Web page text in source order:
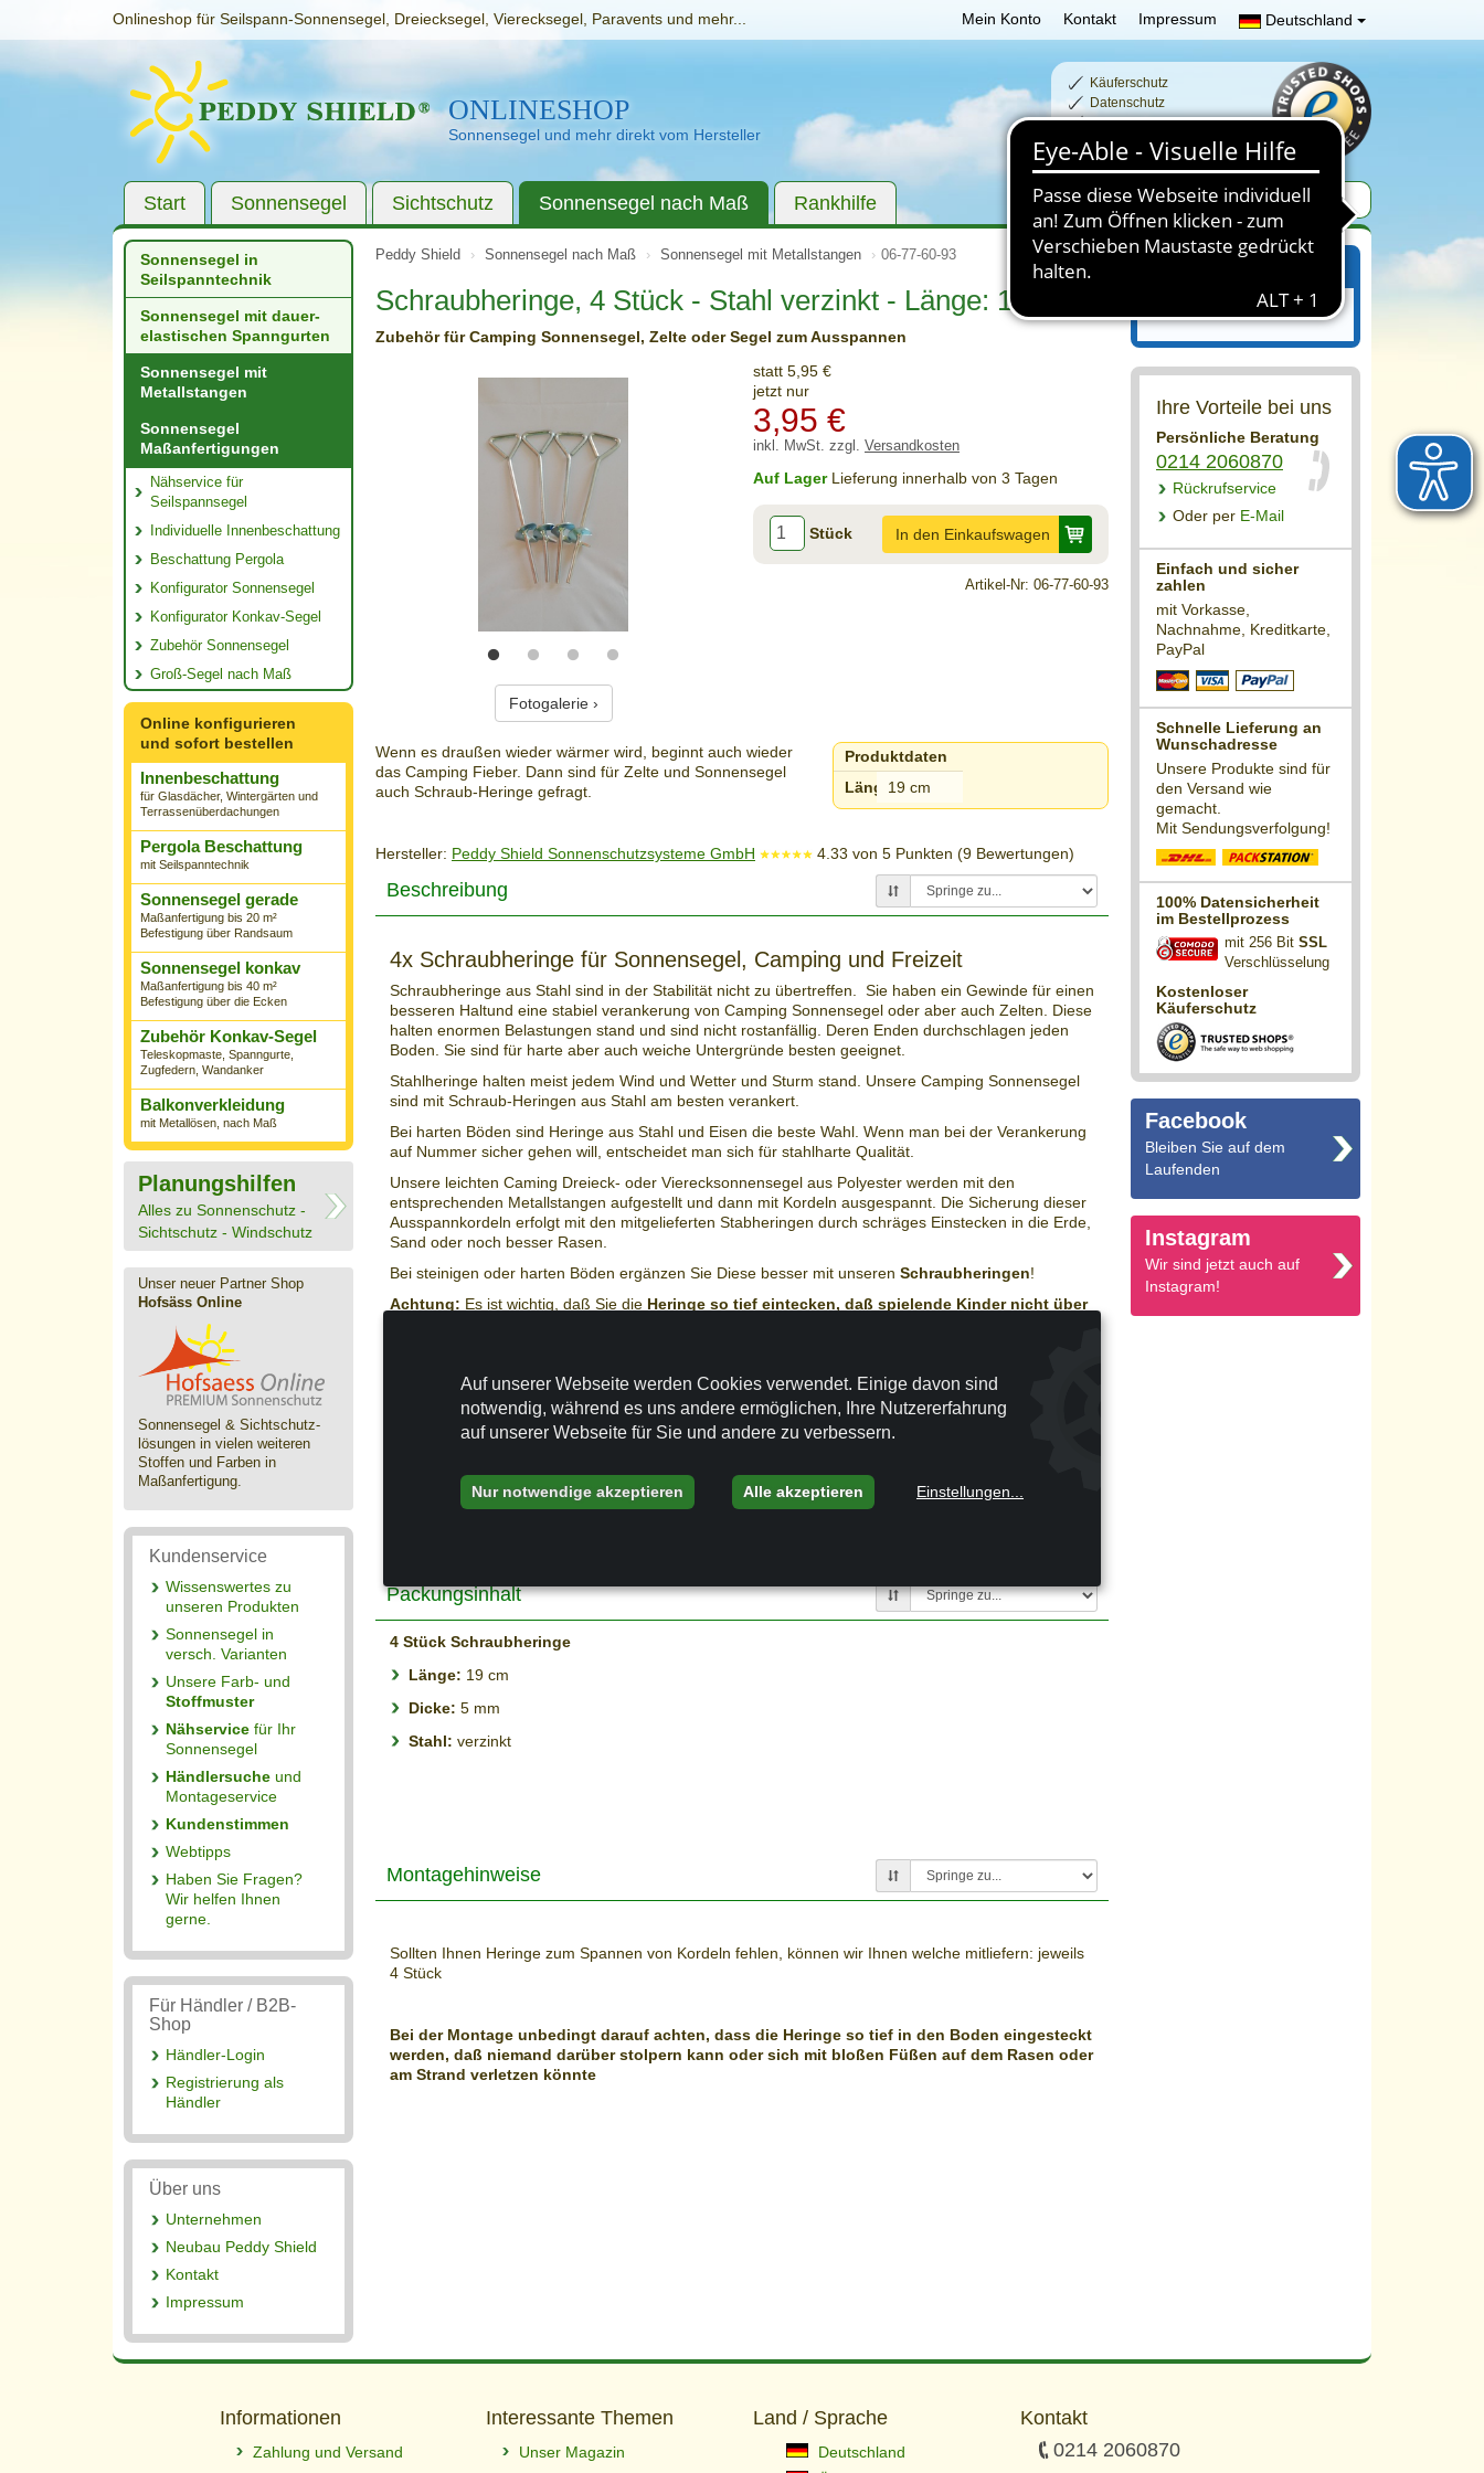
Onlineshop für Seilspann-Sonnensegel, Dreiecksegel, Vierecksegel, Paravents und mehr... Mein Konto Kontakt Impressum Deutschland
ONLINESHOP
Sonnensegel und mehr direkt vom Hersteller
Käuferschutz
Datenschutz
Schnelle Lieferzeiten
Sichere Zahlung
Start Sonnensegel Sichtschutz Sonnensegel nach Maß Rankhilfe
Peddy Shield Sonnensegel nach Maß Sonnensegel mit Metallstangen 06-77-60-93
Schraubheringe, 4 Stück - Stahl verzinkt - Länge: 19 cm
Zubehör für Camping Sonnensegel, Zelte oder Segel zum Ausspannen
Fotogalerie ›
statt 5,95 €
jetzt nur
3,95 €
inkl. MwSt. zzgl. Versandkosten
Auf LagerLieferung innerhalb von 3 Tagen
Stück In den Einkaufswagen
Artikel-Nr: 06-77-60-93
Produktdaten
Länge:19 cm
Wenn es draußen wieder wärmer wird, beginnt auch wieder
das Camping Fieber. Dann sind für Zelte und Sonnensegel
auch Schraub-Heringe gefragt.
Hersteller: Peddy Shield Sonnenschutzsysteme GmbH 4.33 von 5 Punkten (9 Bewertungen)
Beschreibung
4x Schraubheringe für Sonnensegel, Camping und Freizeit
Schraubheringe aus Stahl sind in der Stabilität nicht zu übertreffen. Sie haben ein Gewinde für einen
besseren Haltund eine stabiel verankerung von Camping Sonnensegel oder aber auch Zelten. Diese
halten enormen Belastungen stand und sind nicht rostanfällig. Deren Enden durchschlagen jeden
Boden. Sie sind für harte aber auch weiche Untergründe besten geeignet.
Stahlheringe halten meist jedem Wind und Wetter und Sturm stand. Unsere Camping Sonnensegel
sind mit Schraub-Heringen aus Stahl am besten verankert.
Bei harten Böden sind Heringe aus Stahl und Eisen die beste Wahl. Wenn man bei der Verankerung
auf Nummer sicher gehen will, entscheidet man sich für stahlharte Qualität.
Unsere leichten Caming Dreieck- oder Vierecksonnensegel aus Polyester werden mit den
entsprechenden Metallstangen aufgestellt und dann mit Kordeln ausgespannt. Die Sicherung dieser
Ausspannkordeln erfolgt mit den mitgelieferten Stabheringen durch schräges Einstecken in die Erde,
Sand oder noch besser Rasen.
Bei steinigen oder harten Böden ergänzen Sie Diese besser mit unseren Schraubheringen!
Achtung: Es ist wichtig, daß Sie die Heringe so tief eintecken, daß spielende Kinder nicht über
empfehlen.
Leichte Montagestange 2,5 m Sonnensegel konkav- für ein nur temporären Nutzung kleiner
und mittelgroßer Sonnensegel konkav.
Mittelschwere Montagestange 2,7 m Sonnensegel konkav - für eine längerdauernde Nutzung
c) Schwere Montagestange Sonnensegel konkav aus der Kombination von
Sonnensegel konkavundSchraub-Erdanker Sonnensegel konkav.
Packungsinhalt
4 Stück Schraubheringe
Länge: 19 cm
Dicke: 5 mm
Stahl: verzinkt
Montagehinweise
Sollten Ihnen Heringe zum Spannen von Kordeln fehlen, können wir Ihnen welche mitliefern: jeweils
4 Stück
Bei der Montage unbedingt darauf achten, dass die Heringe so tief in den Boden eingesteckt
werden, daß niemand darüber stolpern kann oder sich mit bloßen Füßen auf dem Rasen oder
am Strand verletzen könnte
Ihr Einkaufswagen ist leer.
Ihre Vorteile bei uns
Persönliche Beratung
0214 2060870
Rückrufservice
Oder per E-Mail
Einfach und sicher
zahlen
mit Vorkasse,
Nachnahme, Kreditkarte,
PayPal
Schnelle Lieferung an
Wunschadresse
Unsere Produkte sind für
den Versand wie
gemacht.
Mit Sendungsverfolgung!
100% Datensicherheit
im Bestellprozess
mit 256 Bit SSL
Verschlüsselung
Kostenloser
Käuferschutz
Facebook
Bleiben Sie auf dem
Laufenden
Instagram
Wir sind jetzt auch auf
Instagram!
Sonnensegel in
Seilspanntechnik
Sonnensegel mit dauer­
elastischen Spanngurten
Sonnensegel mit
Metallstangen
Sonnensegel
Maßanfertigungen
Nähservice für
Seilspannsegel
Individuelle Innenbeschattung
Beschattung Pergola
Konfigurator Sonnensegel
Konfigurator Konkav-Segel
Zubehör Sonnensegel
Groß-Segel nach Maß
Online konfigurieren
und sofort bestellen
Innenbeschattung
für Glasdächer, Wintergärten und
Terrassenüberdachungen
Pergola Beschattung
mit Seilspanntechnik
Sonnensegel gerade
Maßanfertigung bis 20 m²
Befestigung über Randsaum
Sonnensegel konkav
Maßanfertigung bis 40 m²
Befestigung über die Ecken
Zubehör Konkav-Segel
Teleskopmaste, Spanngurte,
Zugfedern, Wandanker
Balkonverkleidung
mit Metallösen, nach Maß
Planungshilfen
Alles zu Sonnenschutz -
Sichtschutz - Windschutz
Unser neuer Partner Shop
Hofsäss Online
Sonnensegel & Sichtschutz­
lösungen in vielen weiteren
Stoffen und Farben in
Maßanfertigung.
Kundenservice
Wissenswertes zu
unseren Produkten
Sonnensegel in
versch. Varianten
Unsere Farb- und
Stoffmuster
Nähservice für Ihr
Sonnensegel
Händlersuche und
Montageservice
Kundenstimmen
Webtipps
Haben Sie Fragen?
Wir helfen Ihnen
gerne.
Für Händler / B2B-
Shop
Händler-Login
Registrierung als
Händler
Über uns
Unternehmen
Neubau Peddy Shield
Kontakt
Impressum
Informationen
Zahlung und Versand
Interessante Themen
Unser Magazin
Land / Sprache
Deutschland
Kontakt
0214 2060870
Auf unserer Webseite werden Cookies verwendet. Einige davon sind
notwendig, während es uns andere ermöglichen, Ihre Nutzererfahrung
auf unserer Webseite für Sie und andere zu verbessern.
Nur notwendige akzeptieren Alle akzeptieren Einstellungen